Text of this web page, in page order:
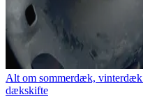
Alt om sommerdæk,
dækskifte